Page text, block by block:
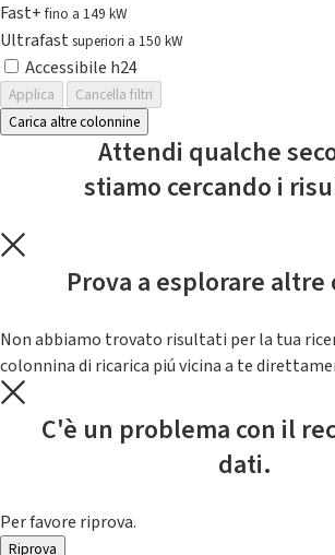
Fast+fino a 149 kW
Ultrafast superiori a 150 kW
Accessibile h24
Applica
Cancella filtri
Carica altre colonnine
Attendi qualche
stiamo cercando i
Prova a esplorare
Non abbiamo trovato risultati per la tua
colonnina di ricarica piú vicina a te
C'è un problema con il
dati.
Per favore riprova.
Riprova